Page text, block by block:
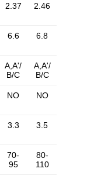
2.37 2.46
6.6 6.8
A,A'/
B/C
A,A'/
B/C
NO NO
3.3 3.5
70-
95
80-
110